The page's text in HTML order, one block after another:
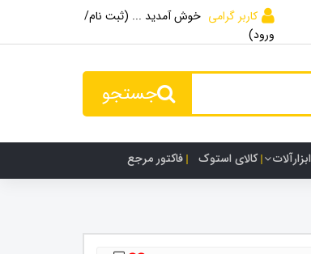
کاربر گرامی خوش آمدید ... (ثبت نام/
ورود)
جستجو
ابزارآلات کالای استوک فاکتور مرجع